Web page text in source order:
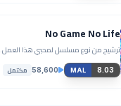
No Game No Life
ترشيح من نوع مسلسل لمحبي هذا العمل.
MAL 8.03
58,600 مكتمل